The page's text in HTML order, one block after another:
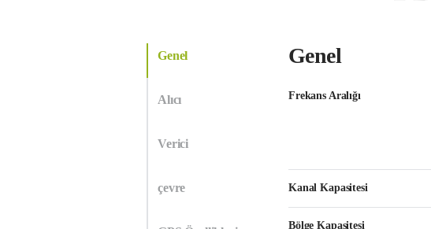
Genel
Alıcı
Verici
çevre
Genel
Frekans Aralığı
Kanal Kapasitesi
Bölge Kapasitesi